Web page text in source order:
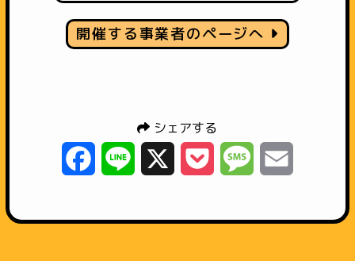
開催する事業者のページへ
シェアする
Facebook
Line Pocket Message